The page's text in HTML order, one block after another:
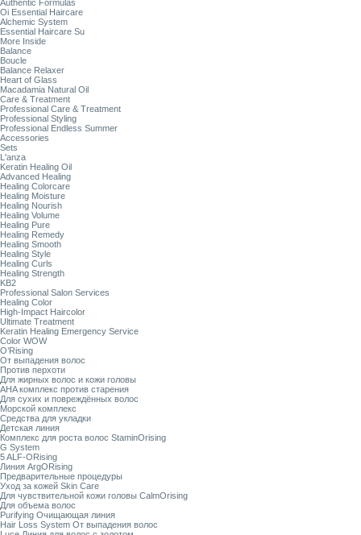
Authentic Formulas
Oi Essential Haircare
Alchemic System
Essential Haircare Su
More Inside
Balance
Boucle
Balance Relaxer
Heart of Glass
Macadamia Natural Oil
Care & Treatment
Professional Care & Treatment
Professional Styling
Professional Endless Summer
Accessories
Sets
L'anza
Keratin Healing Oil
Advanced Healing
Healing Colorcare
Healing Moisture
Healing Nourish
Healing Volume
Healing Pure
Healing Remedy
Healing Smooth
Healing Style
Healing Curls
Healing Strength
KB2
Professional Salon Services
Healing Color
High-Impact Haircolor
Ultimate Treatment
Keratin Healing Emergency Service
Color WOW
O’Rising
От выпадения волос
Против перхоти
Для жирных волос и кожи головы
AHA комплекс против старения
Для сухих и повреждённых волос
Морской комплекс
Средства для укладки
Детская линия
Комплекс для роста волос StaminOrising
G System
5 ALF-ORising
Линия ArgORising
Предварительные процедуры
Уход за кожей Skin Care
Для чувствительной кожи головы CalmOrising
Для объема волос
Purifying Очищающая линия
Hair Loss System От выпадения волос